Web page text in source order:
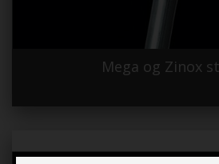
Mega og Zinox